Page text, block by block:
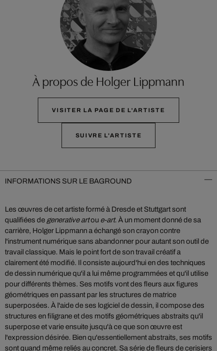
À propos de Holger Lippmann
VISITER LA PAGE DE L'ARTISTE
SUIVRE L'ARTISTE
INFORMATIONS SUR LE BAGROUND
Les œuvres de cet artiste formé à Dresde et Stuttgart sont
qualifiées de generative artou e-art. À un moment donné de sa
carrière, Holger Lippmann a échangé son crayon contre
l'instrument numérique sans abandonner pour autant son outil de
travail classique. Mais le point fort de son travail créatif a
clairement été modifié. Il consiste aujourd'hui en des techniques
de dessin numérique qu'il a lui même programmées et qu'il utilise
pour différents thèmes. Ses motifs vont des fleurs aux figures
géométriques en passant par les structures de matrice
superposées. À l'aide de ses logiciel de dessin, il compose des
structures en filigrane et des motifs géométriques abstraits qu'il
superpose et varie ensuite jusqu'à ce que son œuvre est
l'expression désirée. Bien qu'essentiellement abstraits, ses motifs
sont quand même reliés au concret. Sa série de fleurs de cerisiers